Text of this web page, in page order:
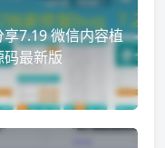
享7.19 微信内容植
码最新版